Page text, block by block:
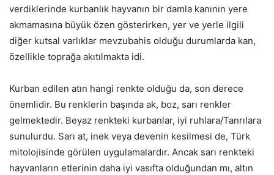
verdiklerinde kurbanlık hayvanın bir damla kanının yere
akmamasına büyük özen gösterirken, yer ve yerle ilgili
diğer kutsal varlıklar mevzubahis olduğu durumlarda kan,
özellikle toprağa akıtılmakta idi.
Kurban edilen atın hangi renkte olduğu da, son derece
önemlidir. Bu renklerin başında ak, boz, sarı renkler
gelmektedir. Beyaz renkteki kurbanlar, iyi ruhlara/Tanrılara
sunulurdu. Sarı at, inek veya devenin kesilmesi de, Türk
mitolojisinde görülen uygulamalardır. Ancak sarı renkteki
hayvanların etlerinin daha iyi vasıfta olduğundan mı, altın